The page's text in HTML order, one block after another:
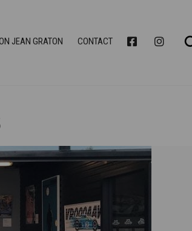
JEAN GRATON CONTACT FACEBOOK